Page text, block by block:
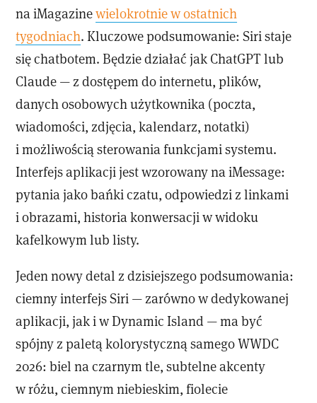
na iMagazinewielokrotnie w ostatnich
tygodniach. Kluczowe podsumowanie: Siri staje
się chatbotem. Będzie działać jak ChatGPT lub
Claude — z dostępem do internetu, plików,
danych osobowych użytkownika (poczta,
wiadomości, zdjęcia, kalendarz, notatki)
i możliwością sterowania funkcjami systemu.
Interfejs aplikacji jest wzorowany na iMessage:
pytania jako bańki czatu, odpowiedzi z linkami
i obrazami, historia konwersacji w widoku
kafelkowym lub listy.
Jeden nowy detal z dzisiejszego podsumowania:
ciemny interfejs Siri — zarówno w dedykowanej
aplikacji, jak i w Dynamic Island — ma być
spójny z paletą kolorystyczną samego WWDC
2026: biel na czarnym tle, subtelne akcenty
w różu, ciemnym niebieskim, fiolecie